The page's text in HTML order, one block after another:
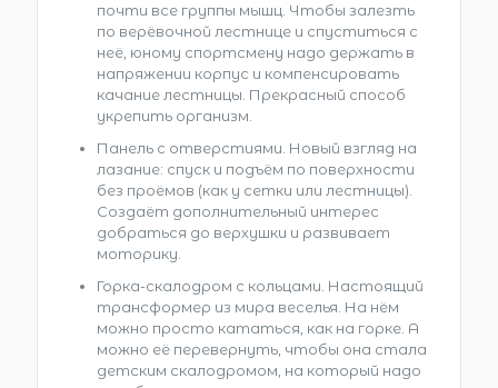
почти все группы мышц. Чтобы залезть
по верёвочной лестнице и спуститься с
неё, юному спортсмену надо держать в
напряжении корпус и компенсировать
качание лестницы. Прекрасный способ
укрепить организм.
Панель с отверстиями. Новый взгляд на
лазание: спуск и подъём по поверхности
без проёмов (как у сетки или лестницы).
Создаёт дополнительный интерес
добраться до верхушки и развивает
моторику.
Горка-скалодром с кольцами. Настоящий
трансформер из мира веселья. На нём
можно просто кататься, как на горке. А
можно её перевернуть, чтобы она стала
детским скалодромом, на который надо